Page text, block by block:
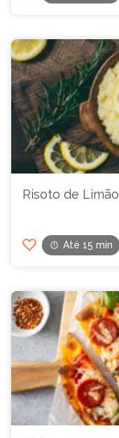
Risoto de Limão
Até 15 min